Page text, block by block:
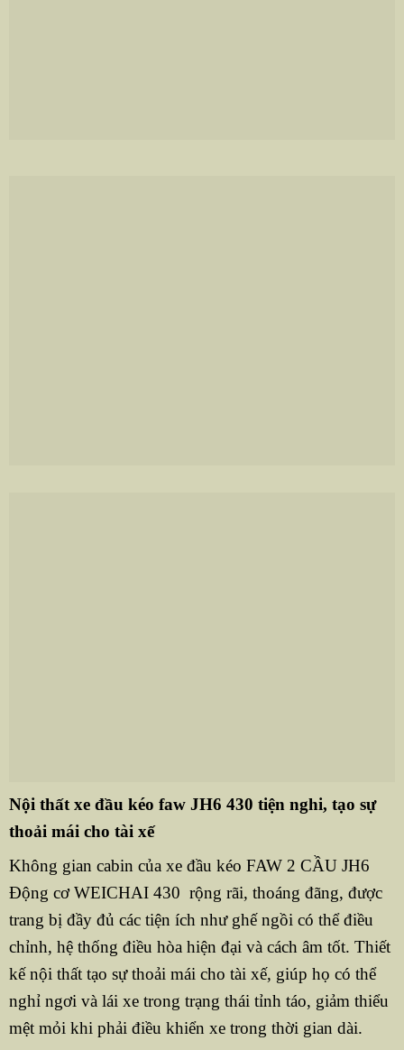
Nội thất xe đầu kéo faw JH6 430 tiện nghi, tạo sự
thoải mái cho tài xế
Không gian cabin của xe đầu kéo FAW 2 CẦU JH6
Động cơ WEICHAI 430 rộng rãi, thoáng đãng, được
trang bị đầy đủ các tiện ích như ghế ngồi có thể điều
chỉnh, hệ thống điều hòa hiện đại và cách âm tốt. Thiết
kế nội thất tạo sự thoải mái cho tài xế, giúp họ có thể
nghỉ ngơi và lái xe trong trạng thái tỉnh táo, giảm thiểu
mệt mỏi khi phải điều khiển xe trong thời gian dài.